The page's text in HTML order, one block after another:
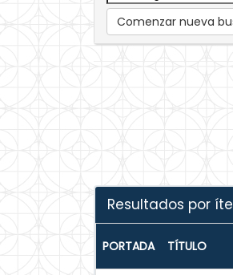
Comenzar nueva
Resultados por
PORTADA TÍTULO